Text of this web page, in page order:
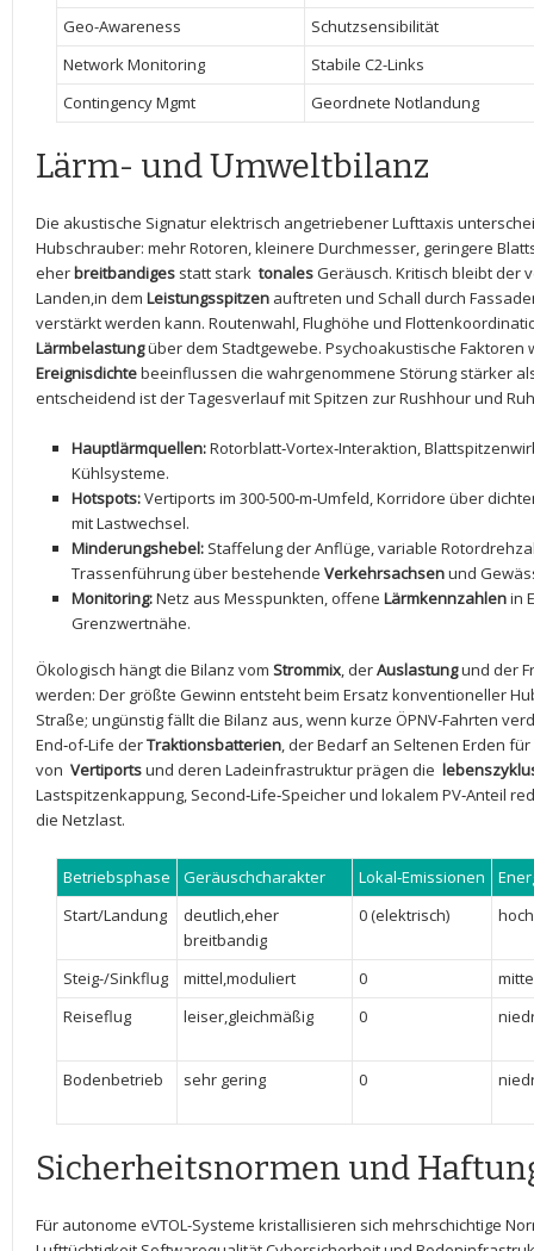
Geo-Awareness
Schutzsensibilität
Network Monitoring
Stabile ⁢C2-Links
Contingency Mgmt
Geordnete Notlandung
Lärm- und Umweltbilanz
Die akustische ⁣Signatur elektrisch‍ angetriebener Lufttaxis
Hubschrauber:⁤ mehr Rotoren, kleinere​ Durchmesser, geringere
eherbreitbandiges statt stark ⁢ tonalesGeräusch. Kritisch bleibt der
Landen,in dem Leistungsspitzen ⁣auftreten und Schall ⁣durch
‍verstärkt werden kann. Routenwahl, Flughöhe und
⁣Lärmbelastungüber ‍dem Stadtgewebe. Psychoakustische Faktoren
Ereignisdichtebeeinflussen die wahrgenommene Störung stärker
entscheidend ist der ⁢Tagesverlauf mit‌ Spitzen zur Rushhour und
Hauptlärmquellen:Rotorblatt‑Vortex‑Interaktion,
Kühlsysteme.
Hotspots:Vertiports⁢ im 300-500‑m‑Umfeld,‌ Korridore über
mit Lastwechsel.
Minderungshebel: Staffelung der Anflüge, variable
Trassenführung über bestehende Verkehrsachsenund‍
Monitoring:Netz aus Messpunkten, offene Lärmkennzahlenin
‍Grenzwertnähe.
Ökologisch hängt die Bilanz ‍vom Strommix, derAuslastungund der
werden: Der größte Gewinn entsteht ⁤beim Ersatz ⁤konventioneller
Straße;‌ ungünstig fällt die Bilanz aus,⁤ wenn kurze ÖPNV‑Fahrten
End‑of‑Life derTraktionsbatterien, der Bedarf⁢ an Seltenen Erden
von ⁤ Vertiportsund ⁤deren ⁣Ladeinfrastruktur⁤ prägen die ‌
Lastspitzenkappung, Second‑Life‑Speicher und lokalem PV‑Anteil
die Netzlast.
Betriebsphase Geräuschcharakter Lokal‑Emissionen
Start/Landung
deutlich,eher⁤
breitbandig
0 (elektrisch) hoch
Steig-/Sinkflug mittel,moduliert 0
Reiseflug
leiser,gleichmäßig 0
Bodenbetrieb sehr ⁣gering 0
Sicherheitsnormen und
Für autonome eVTOL-Systeme kristallisieren sich mehrschichtige